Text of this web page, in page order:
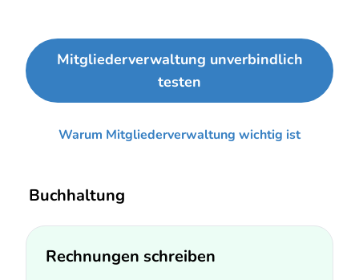
Mitgliederverwaltung unverbindlich
testen
Warum Mitgliederverwaltung wichtig ist
Buchhaltung
Rechnungen schreiben